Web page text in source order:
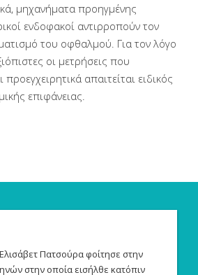
μηχανήματα προηγμένης
ενδοφακοί αντιρροπούν τον
του οφθαλμού. Για τον λόγο
οι μετρήσεις που
απαιτείται ειδικός
επιφάνειας.
Πατσούρα φοίτησε στην
στην οποία εισήλθε κατόπιν